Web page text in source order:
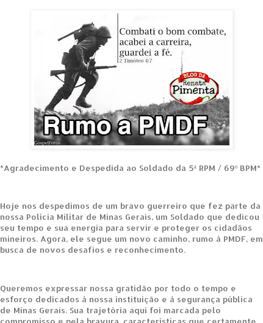
*Agradecimento e Despedida ao Soldado da 5ª RPM / 69º BPM*
Hoje nos despedimos de um bravo guerreiro que fez parte da
nossa Polícia Militar de Minas Gerais, um Soldado que dedicou
seu tempo e sua energia para servir e proteger os cidadãos
mineiros. Agora, ele segue um novo caminho, rumo à PMDF, em
busca de novos desafios e reconhecimento.
Queremos expressar nossa gratidão por todo o tempo e
esforço dedicados à nossa instituição e à segurança pública
de Minas Gerais. Sua trajetória aqui foi marcada pelo
compromisso e pela bravura, características que certamente